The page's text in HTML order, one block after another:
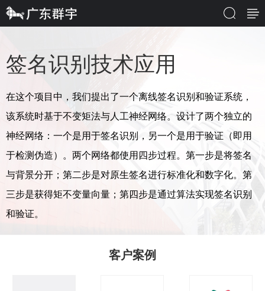
签名识别技术应用
在这个项目中，我们提出了一个离线签名识别和验证系统，
该系统时基于不变矩法与人工神经网络。设计了两个独立的
神经网络：一个是用于签名识别，另一个是用于验证（即用
于检测伪造）。两个网络都使用四步过程。第一步是将签名
与背景分开；第二步是对原生签名进行标准化和数字化。第
三步是获得矩不变量向量；第四步是通过算法实现签名识别
和验证。
客户案例